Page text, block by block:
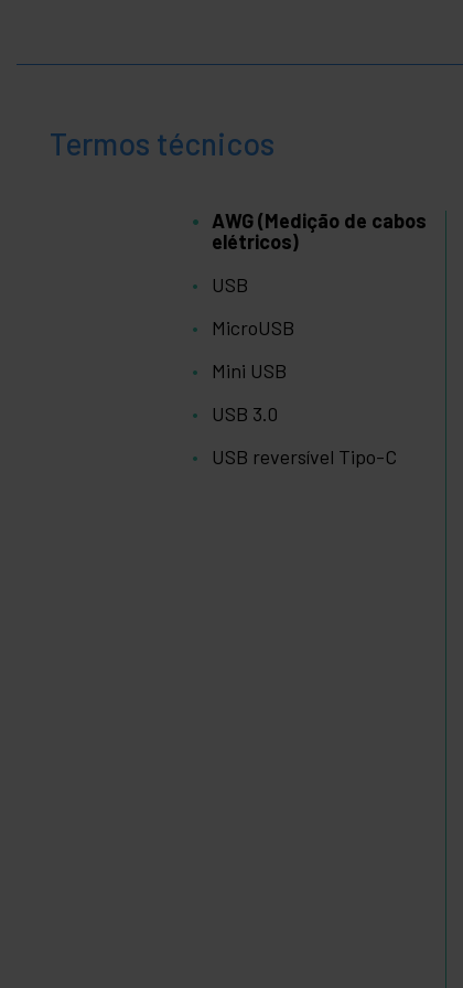
e ferragens
+
controle
Termos técnicos
AWG (Medição de cabos
elétricos)
USB
MicroUSB
Mini USB
USB 3.0
USB reversível Tipo-C